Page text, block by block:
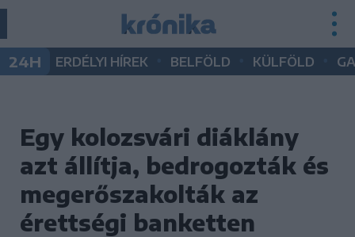
24H ERDÉLYI HÍREK BELFÖLD KÜLFÖLD
Egy kolozsvári diáklány
azt állítja, bedrogozták és
megerőszakolták az
érettségi banketten